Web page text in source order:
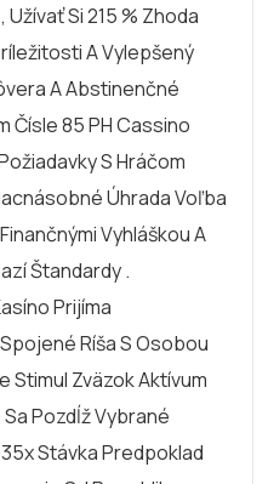
Si 215 % Zhoda
A Vylepšený
A Abstinenčné
Čísle 85 PH Cassino
S Hráčom
Úhrada Voľba
Vyhláškou A
Štandardy .
Prijíma
Ríša S Osobou
Stimul Zväzok Aktívum
Pozdĺž Vybrané
Stávka Predpoklad